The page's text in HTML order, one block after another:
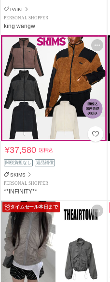
PAIKI
PERSONAL SHOPPER
king wangw
¥37,580送料込
関税負担なし 返品補償
SKIMS
PERSONAL SHOPPER
**INFINITY**
タイムセール本日まで